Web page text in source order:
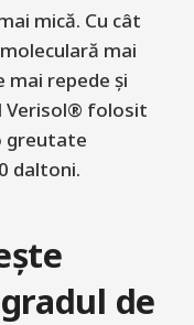
mică. Cu cât
mai
mai repede și
Verisol® folosit
greutate
daltoni.
de